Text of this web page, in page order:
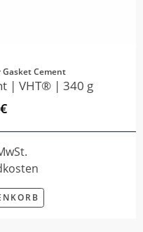
Cement
| VHT® | 340 g